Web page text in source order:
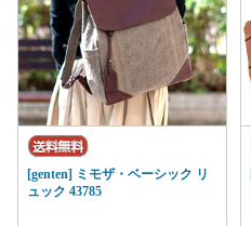
[genten] ミモザ・ベーシック リ
ュック 43785